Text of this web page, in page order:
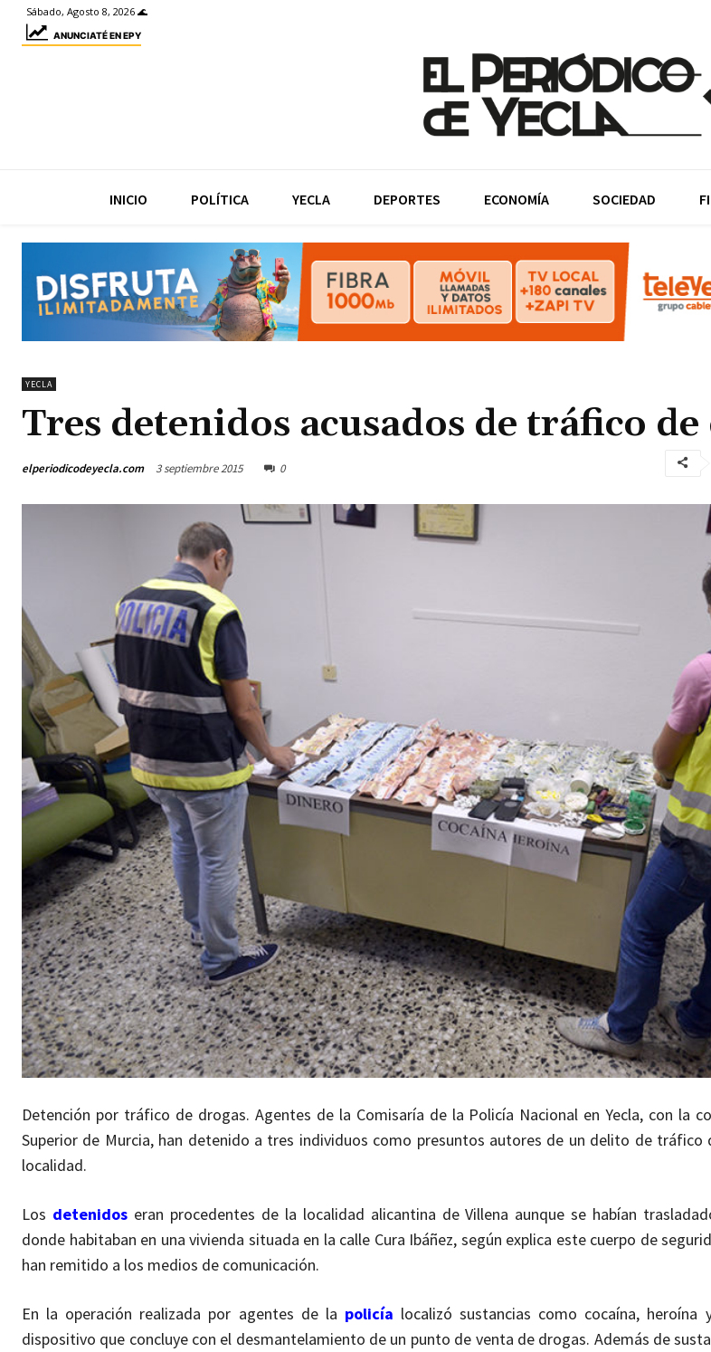
Sábado, Agosto 8, 2026 🌊
ANUNCIATÉ EN EPY
INICIO POLÍTICA YECLA DEPORTES ECONOMÍA SOCIEDAD
YECLA
Tres detenidos acusados de tráfico de
elperiodicodeyecla.com 3 septiembre 2015 0
Detención por tráfico de drogas. Agentes de la Comisaría de la Policía Nacional en Yecla, con la
Superior de Murcia, han detenido a tres individuos como presuntos autores de un delito de
localidad.
Los detenidoseran procedentes de la localidad alicantina de Villena aunque se habían
donde habitaban en una vivienda situada en la calle Cura Ibáñez, según explica este cuerpo de
han remitido a los medios de comunicación.
En la operación realizada por agentes de la policía localizó sustancias como cocaína, heroína
dispositivo que concluye con el desmantelamiento de un punto de venta de drogas. Además de